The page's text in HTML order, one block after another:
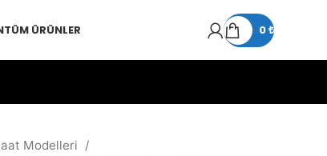
TÜM ÜRÜNLER 0₺
Modelleri